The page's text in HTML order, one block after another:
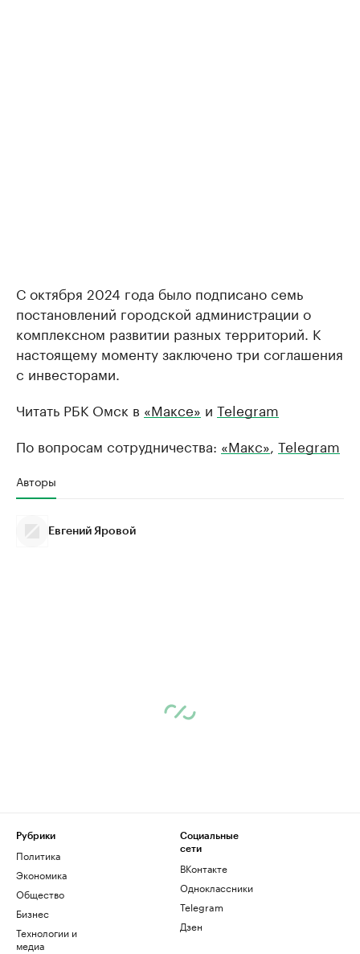
С октября 2024 года было подписано семь
постановлений городской администрации о
комплексном развитии разных территорий. К
настоящему моменту заключено три соглашения
с инвесторами.
Читать РБК Омск в «Максе» и Telegram
По вопросам сотрудничества: «Макс» Telegram
Авторы
Евгений Яровой
Рубрики
Политика
Экономика
Общество
Бизнес
Технологии и
медиа
Социальные
сети
ВКонтакте
Одноклассники
Telegram
Дзен